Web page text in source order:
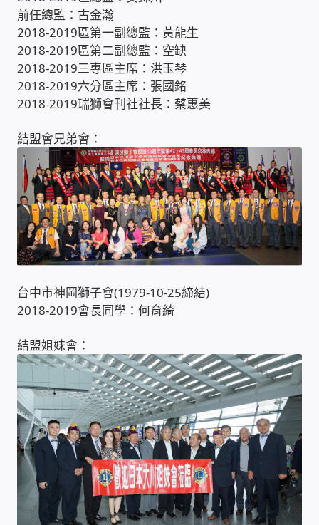
USB隨插即用視訊攝影機
數位廣告看板播放器
電腦 工具 軟體 手冊
網路規劃架設
OpenMediaVault OMV
NAS到府安裝服務
DAS 直連式附加存儲
出租套房出租 網路維護管理 房東免煩惱
網路硬體設備
居易科技DrayTek/裕笠科技Ublink
印表列印伺服器
虛擬機 Virtual machine VirtualBox Hyper-V
VMware
前任總監：古金瀚
2018-2019區第一副總監：黃龍生
2018-2019區第二副總監：空缺
2018-2019三專區主席：洪玉琴
2018-2019六分區主席：張國銘
2018-2019瑞獅會刊社社長：蔡惠美
結盟會兄弟會：
台中市神岡獅子會(1979-10-25締結)
2018-2019會長同學：何育綺
結盟姐妹會：